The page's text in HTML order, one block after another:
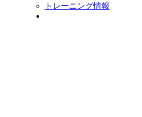
トレーニング情報